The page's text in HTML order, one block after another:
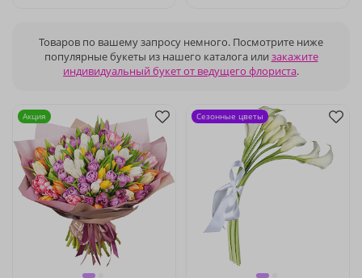
Товаров по вашему запросу немного. Посмотрите ниже
популярные букеты из нашего каталога или закажите
индивидуальный букет от ведущего флориста.
Акция Сезонные цветы